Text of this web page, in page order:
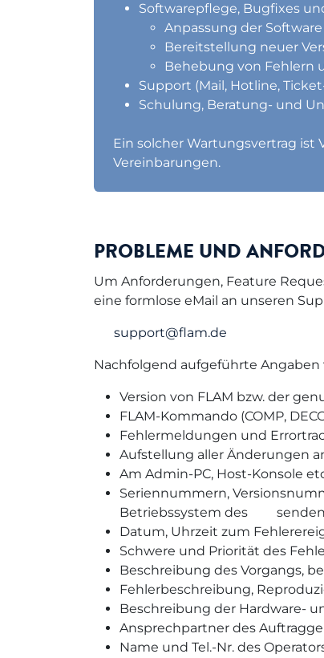
Softwarepflege, Bugfixes
Anpassung der
Bereitstellung neuer
Behebung von Fehlern
Support (Mail, Hotline,
Schulung, Beratung- und
Ein solcher Wartungsvertrag
Vereinbarungen.
PROBLEME UND
Um Anforderungen, Feature
eine formlose eMail an unseren
support@flam.de
Nachfolgend aufgeführte
Version von FLAM bzw. der
FLAM-Kommando (COMP,
Fehlermeldungen und
Aufstellung aller Änderungen
Am Admin-PC, Host-Konsole
Seriennummern,
Betriebssystem des
Datum, Uhrzeit zum
Schwere und Priorität des
Beschreibung des Vorgangs,
Fehlerbeschreibung,
Beschreibung der Hardware-
Ansprechpartner des
Name und Tel.-Nr. des